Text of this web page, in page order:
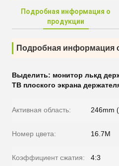
Подробная информация о
продукции
Подробная информация
Выделить: монитор лькд
ТВ плоского экрана
Активная область: 246mm
Номер цвета: 16.7M
Коэффициент сжатия: 4:3